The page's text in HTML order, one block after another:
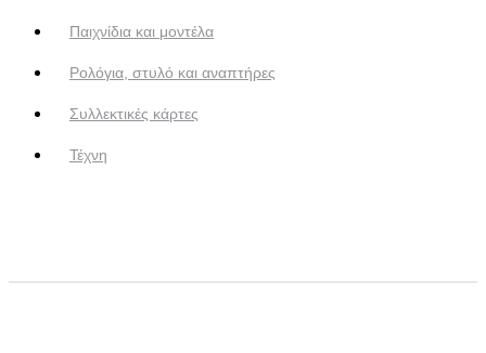
Παιχνίδια και μοντέλα
Ρολόγια, στυλό και αναπτήρες
Συλλεκτικές κάρτες
Τέχνη